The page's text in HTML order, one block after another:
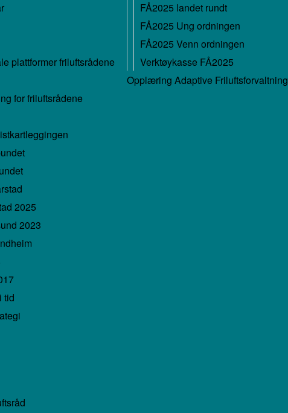
plattformer friluftsrådene
for friluftsrådene
2025
2023
tid
FÅ2025 landet rundt
FÅ2025 Ung ordningen
FÅ2025 Venn ordningen
Verktøykasse FÅ2025
Opplæring Adaptive Friluftsforvaltning